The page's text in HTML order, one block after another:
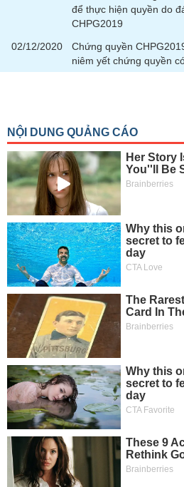
để thực hiện quyền do
CHPG2019
02/12/2020
Chứng quyền
niêm yết chứng quyền
Công
Truyền
thông
chính
Dữ
liệu
tài
chính